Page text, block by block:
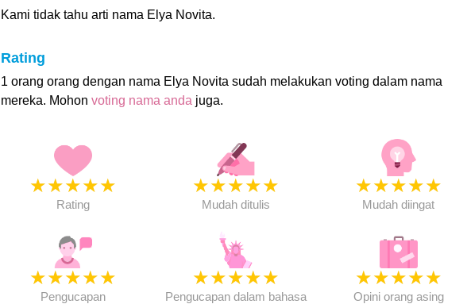
Kami tidak tahu arti nama Elya Novita.
Rating
1 orang orang dengan nama Elya Novita sudah melakukan voting dalam nama
mereka. Mohon voting nama anda juga.
★★★★★
Rating
★★★★★
Mudah ditulis
★★★★★
Mudah diingat
★★★★★
Pengucapan
★★★★★
Pengucapan dalam bahasa
★★★★★
Opini orang asing